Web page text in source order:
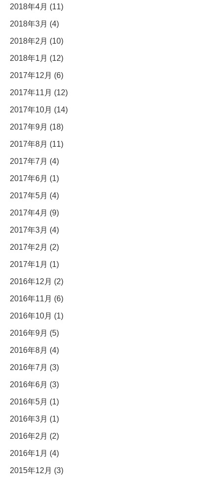
2018年4月 (11)
2018年3月 (4)
2018年2月 (10)
2018年1月 (12)
2017年12月 (6)
2017年11月 (12)
2017年10月 (14)
2017年9月 (18)
2017年8月 (11)
2017年7月 (4)
2017年6月 (1)
2017年5月 (4)
2017年4月 (9)
2017年3月 (4)
2017年2月 (2)
2017年1月 (1)
2016年12月 (2)
2016年11月 (6)
2016年10月 (1)
2016年9月 (5)
2016年8月 (4)
2016年7月 (3)
2016年6月 (3)
2016年5月 (1)
2016年3月 (1)
2016年2月 (2)
2016年1月 (4)
2015年12月 (3)